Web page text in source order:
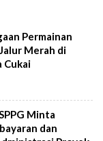
Permainan
Merah di
Cukai
Minta
dan